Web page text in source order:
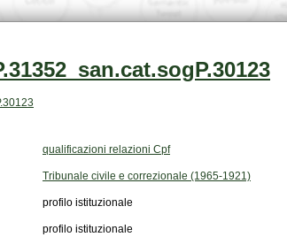
qualificazioni relazioni Cpf
Tribunale civile e correzionale (1965-1921)
profilo istituzionale
profilo istituzionale